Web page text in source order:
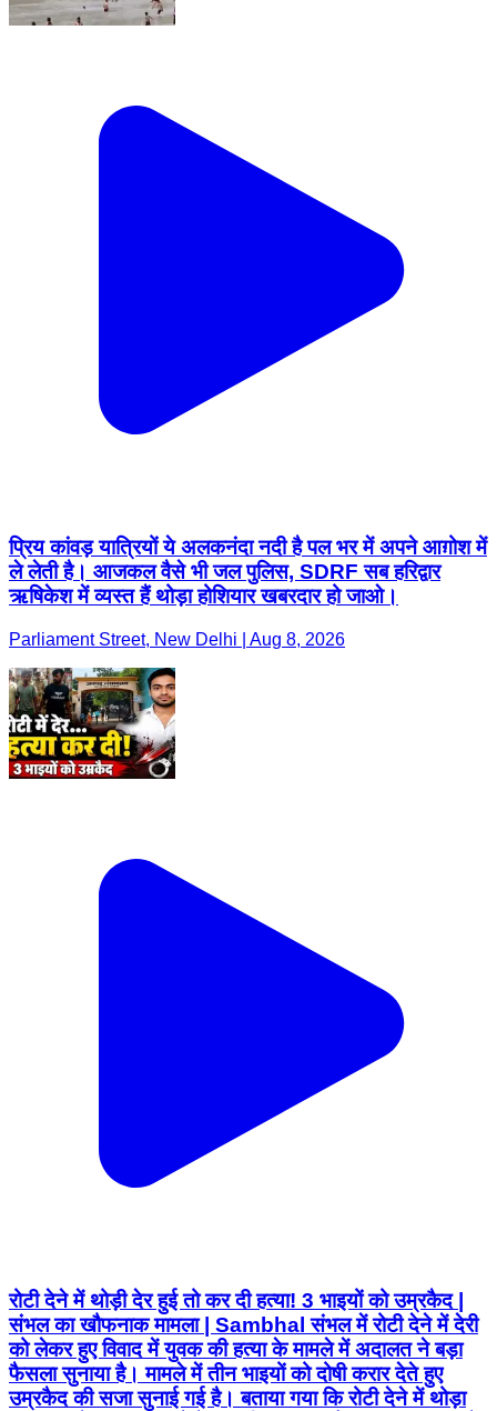
प्रिय कांवड़ यात्रियों ये अलकनंदा नदी है पल भर में अपने आग़ोश में
ले लेती है। आजकल वैसे भी जल पुलिस, SDRF सब हरिद्वार
ऋषिकेश में व्यस्त हैं थोड़ा होशियार खबरदार हो जाओ।
Parliament Street, New Delhi | Aug 8, 2026
रोटी देने में थोड़ी देर हुई तो कर दी हत्या! 3 भाइयों को उम्रकैद |
संभल का खौफनाक मामला | Sambhal संभल में रोटी देने में देरी
को लेकर हुए विवाद में युवक की हत्या के मामले में अदालत ने बड़ा
फैसला सुनाया है। मामले में तीन भाइयों को दोषी करार देते हुए
उम्रकैद की सजा सुनाई गई है। बताया गया कि रोटी देने में थोड़ा